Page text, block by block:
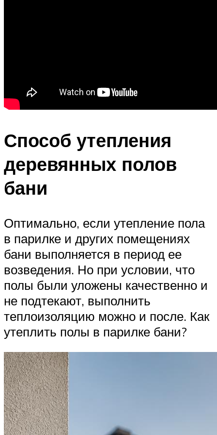
Способ утепления
деревянных полов
бани
Оптимально, если утепление пола
в парилке и других помещениях
бани выполняется в период ее
возведения. Но при условии, что
полы были уложены качественно и
не подтекают, выполнить
теплоизоляцию можно и после. Как
утеплить полы в парилке бани?